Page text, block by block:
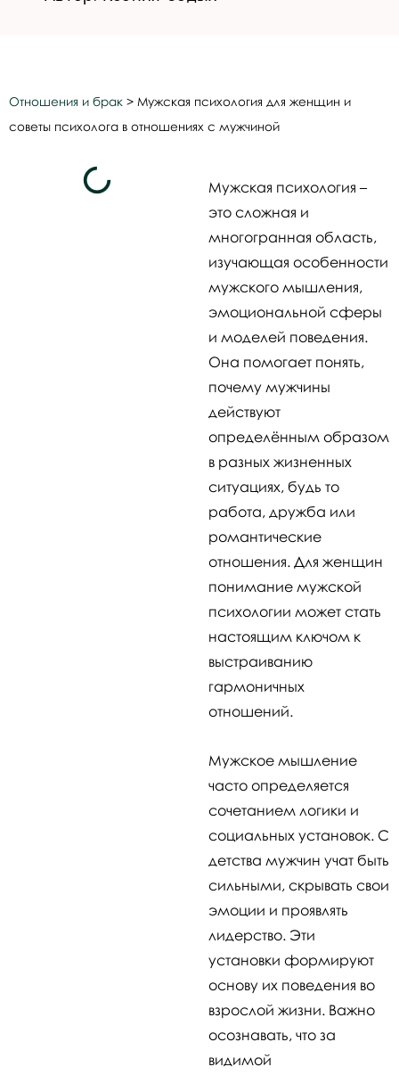
Отношения и брак > Мужская психология для женщин и
советы психолога в отношениях с мужчиной
Мужская психология –
это сложная и
многогранная область,
изучающая особенности
мужского мышления,
эмоциональной сферы
и моделей поведения.
Она помогает понять,
почему мужчины
действуют
определённым образом
в разных жизненных
ситуациях, будь то
работа, дружба или
романтические
отношения. Для женщин
понимание мужской
психологии может стать
настоящим ключом к
выстраиванию
гармоничных
отношений.
Мужское мышление
часто определяется
сочетанием логики и
социальных установок. С
детства мужчин учат быть
сильными, скрывать свои
эмоции и проявлять
лидерство. Эти
установки формируют
основу их поведения во
взрослой жизни. Важно
осознавать, что за
видимой